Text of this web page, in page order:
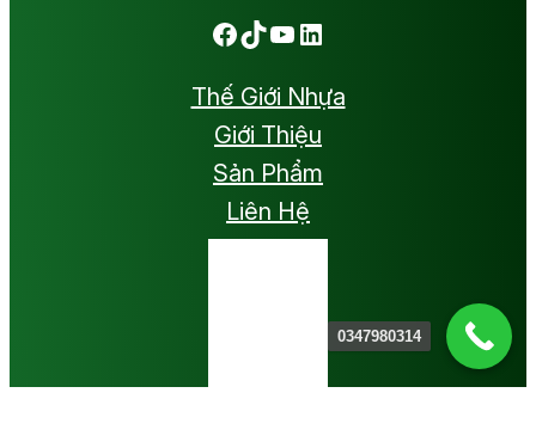
Facebook
TikTok
Youtube
LinkedIn
Thế Giới Nhựa
Giới Thiệu
Sản Phẩm
Liên Hệ
0347980314